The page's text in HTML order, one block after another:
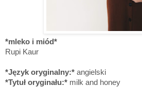
*mleko i miód*
Rupi Kaur
*Język oryginalny:* angielski
*Tytuł oryginału:* milk and honey